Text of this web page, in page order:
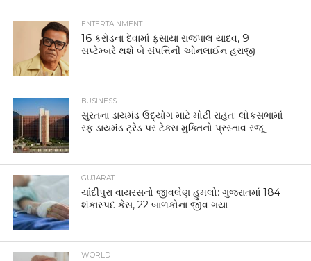
ENTERTAINMENT
16 કરોડના દેવામાં ફસાયા રાજપાલ યાદવ, 9
સપ્ટેમ્બરે થશે બે સંપત્તિની ઓનલાઈન હરાજી
BUSINESS
સુરતના ડાયમંડ ઉદ્યોગ માટે મોટી રાહત: લોકસભામાં
રફ ડાયમંડ ટ્રેડ પર ટેક્સ મુક્તિનો પ્રસ્તાવ રજૂ
GUJARAT
ચાંદીપુરા વાયરસનો જીવલેણ હુમલો: ગુજરાતમાં 184
શંકાસ્પદ કેસ, 22 બાળકોના જીવ ગયા
WORLD